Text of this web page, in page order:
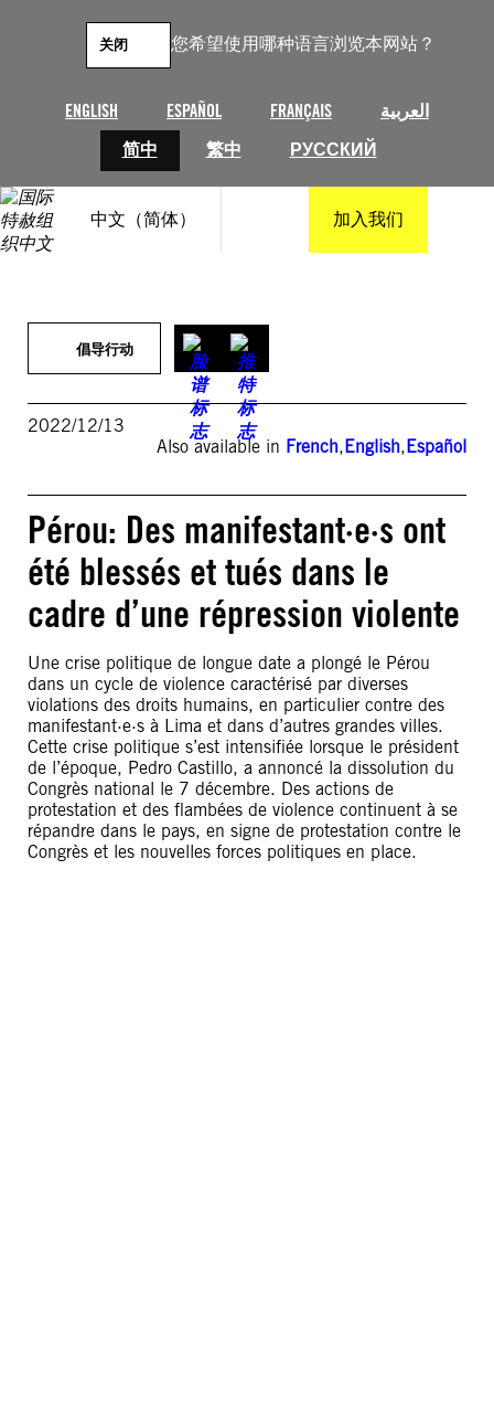
您希望使用哪种语言浏览本网站？
ENGLISH ESPAÑOL FRANÇAIS
العربية
简中
繁中 РУССКИЙ
关闭
中文（简体） 加入我们
倡导行动
2022/12/13
Also available in French,English,Español
Pérou: Des manifestant·e·s ont
été blessés et tués dans le
cadre d’une répression violente
Une crise politique de longue date a plongé le Pérou
dans un cycle de violence caractérisé par diverses
violations des droits humains, en particulier contre des
manifestant·e·s à Lima et dans d’autres grandes villes.
Cette crise politique s’est intensifiée lorsque le président
de l’époque, Pedro Castillo, a annoncé la dissolution du
Congrès national le 7 décembre. Des actions de
protestation et des flambées de violence continuent à se
répandre dans le pays, en signe de protestation contre le
Congrès et les nouvelles forces politiques en place.